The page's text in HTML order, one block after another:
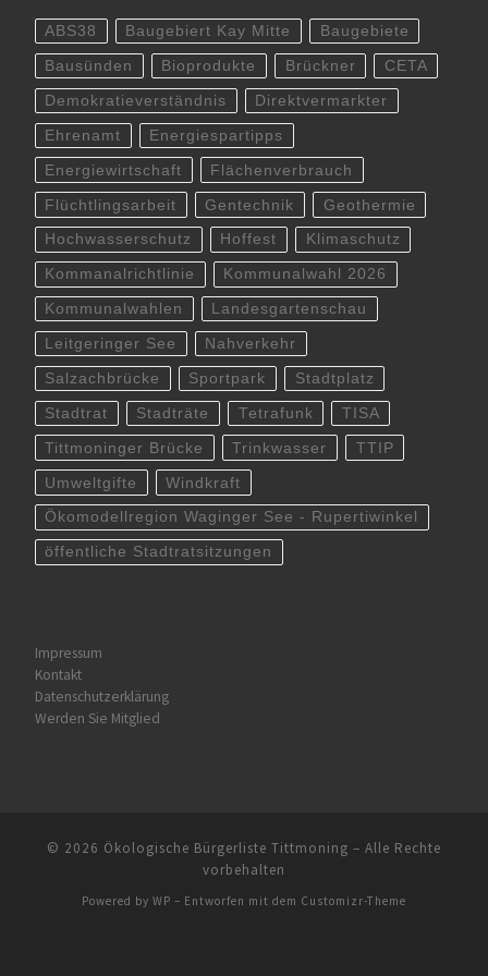
ABS38 Baugebiert Kay Mitte Baugebiete
Bausünden Bioprodukte Brückner CETA
Demokratieverständnis Direktvermarkter
Ehrenamt Energiespartipps
Energiewirtschaft Flächenverbrauch
Flüchtlingsarbeit Gentechnik Geothermie
Hochwasserschutz Hoffest Klimaschutz
Kommanalrichtlinie Kommunalwahl 2026
Kommunalwahlen Landesgartenschau
Leitgeringer See Nahverkehr
Salzachbrücke Sportpark Stadtplatz
Stadtrat Stadträte Tetrafunk TISA
Tittmoninger Brücke Trinkwasser TTIP
Umweltgifte Windkraft
Ökomodellregion Waginger See - Rupertiwinkel
öffentliche Stadtratsitzungen
Impressum
Kontakt
Datenschutzerklärung
Werden Sie Mitglied
© 2026 Ökologische Bürgerliste Tittmoning – Alle Rechte
vorbehalten
Powered by WP – Entworfen mit dem Customizr-Theme